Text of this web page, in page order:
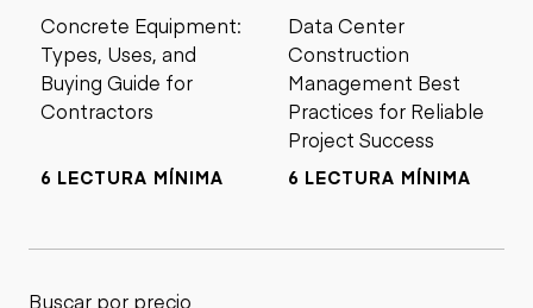
Concrete Equipment:
Types, Uses, and
Buying Guide for
Contractors
6 LECTURA MÍNIMA
Data Center
Construction
Management Best
Practices for Reliable
Project Success
6 LECTURA MÍNIMA
Buscar por precio